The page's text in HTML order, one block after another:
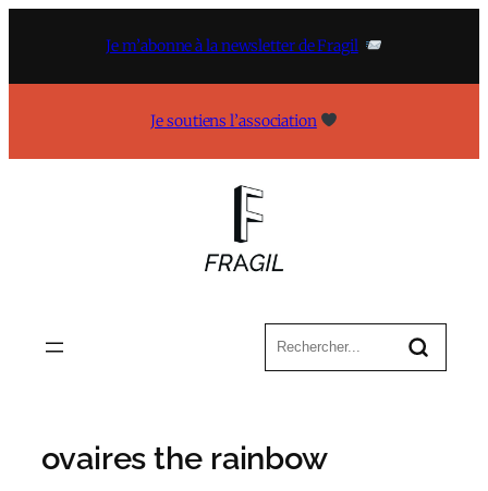
Je m’abonne à la newsletter de Fragil
Je soutiens l’association
ovaires the rainbow